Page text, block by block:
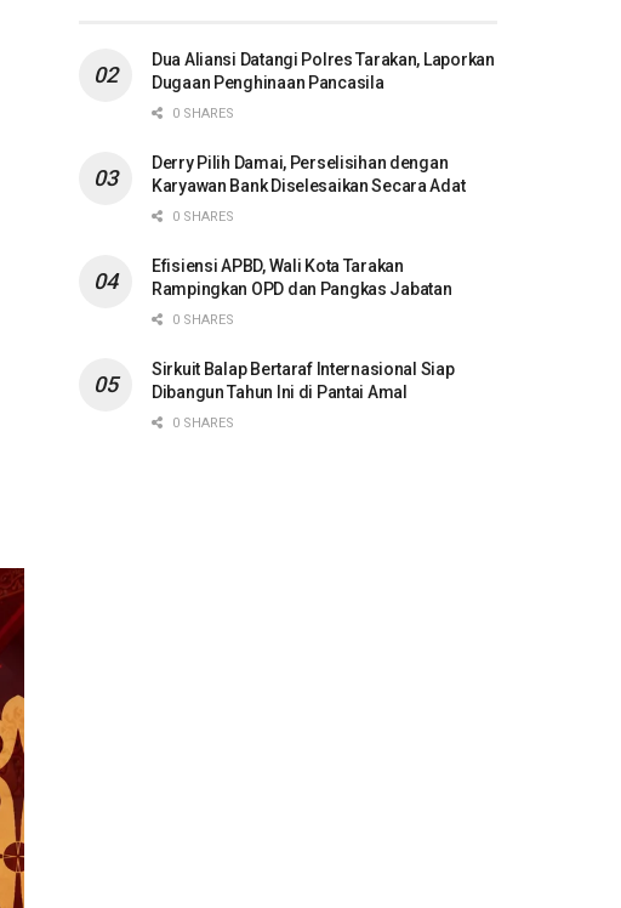
Dua Aliansi Datangi Polres Tarakan, Laporkan
Dugaan Penghinaan Pancasila
0 SHARES
Derry Pilih Damai, Perselisihan dengan
Karyawan Bank Diselesaikan Secara Adat
0 SHARES
Efisiensi APBD, Wali Kota Tarakan
Rampingkan OPD dan Pangkas Jabatan
0 SHARES
Sirkuit Balap Bertaraf Internasional Siap
Dibangun Tahun Ini di Pantai Amal
0 SHARES